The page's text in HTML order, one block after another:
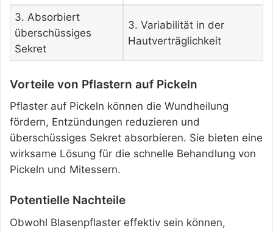
3. Absorbiert
überschüssiges
Sekret
3. Variabilität in der
Hautverträglichkeit
Vorteile von Pflastern auf Pickeln
Pflaster auf Pickeln können die Wundheilung
fördern, Entzündungen reduzieren und
überschüssiges Sekret absorbieren. Sie bieten eine
wirksame Lösung für die schnelle Behandlung von
Pickeln und Mitessern.
Potentielle Nachteile
Obwohl Blasenpflaster effektiv sein können,